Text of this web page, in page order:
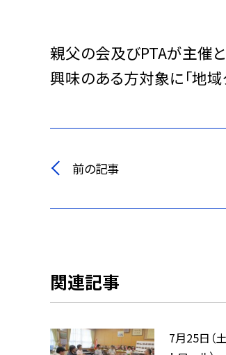
親父の会及びPTAが主催
興味のある方対象に「地域
前の記事
関連記事
7月25日（